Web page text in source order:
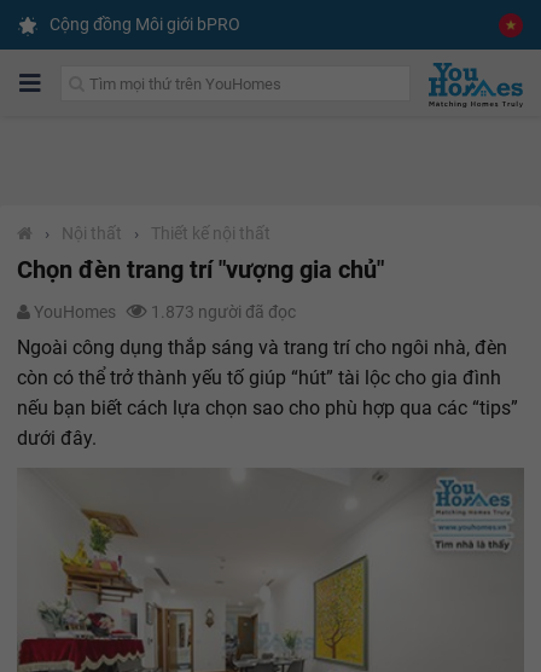
Cộng đồng Môi giới bPRO
› Nội thất › Thiết kế nội thất
Chọn đèn trang trí "vượng gia chủ"
YouHomes 1.873 người đã đọc
Ngoài công dụng thắp sáng và trang trí cho ngôi nhà, đèn
còn có thể trở thành yếu tố giúp “hút” tài lộc cho gia đình
nếu bạn biết cách lựa chọn sao cho phù hợp qua các “tips”
dưới đây.